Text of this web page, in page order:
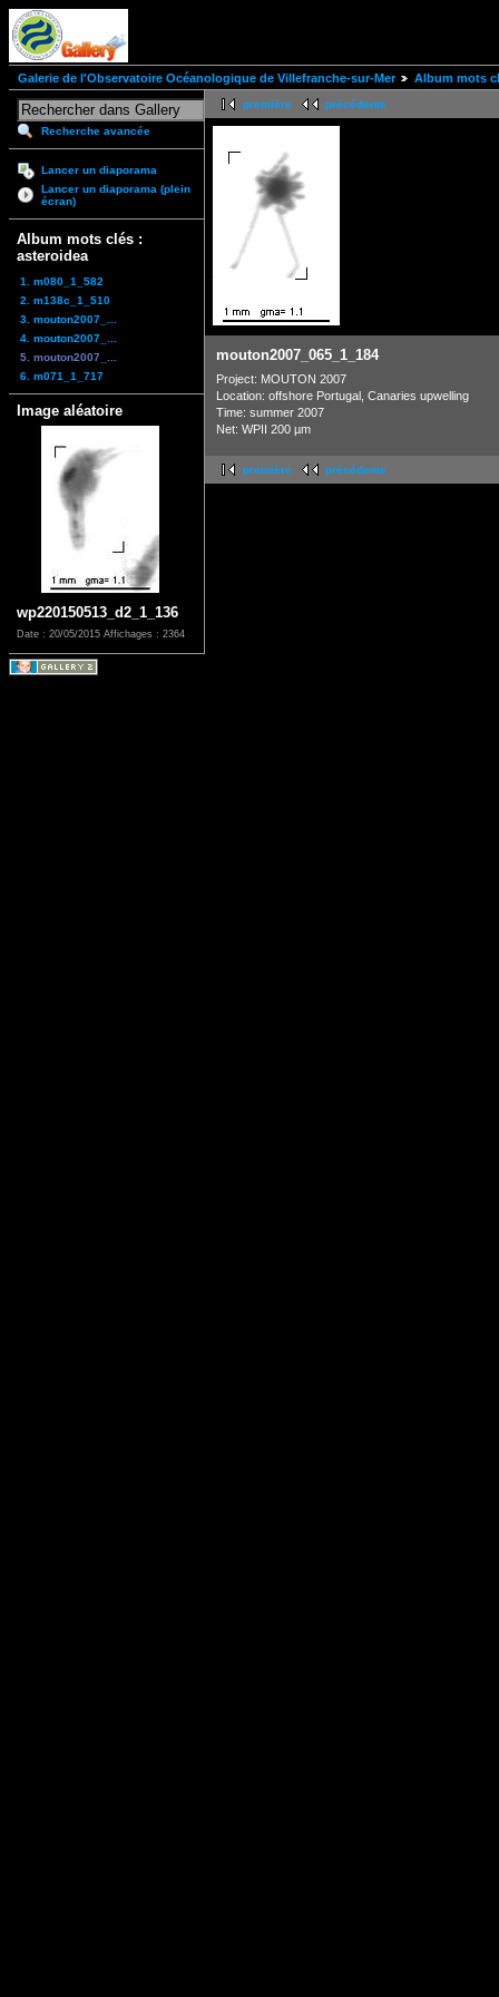
Galerie de l'Observatoire Océanologique de Villefranche-sur-Mer Album mots
Recherche avancée
Lancer un diaporama
Lancer un diaporama (plein
écran)
Album mots clés :
asteroidea
1. m080_1_582
2. m138c_1_510
3. mouton2007_...
4. mouton2007_...
5. mouton2007_...
6. m071_1_717
Image aléatoire
wp220150513_d2_1_136
Date : 20/05/2015 Affichages : 2364
première précédente
mouton2007_065_1_184
Project: MOUTON 2007
Location: offshore Portugal, Canaries upwelling
Time: summer 2007
Net: WPII 200 µm
première précédente